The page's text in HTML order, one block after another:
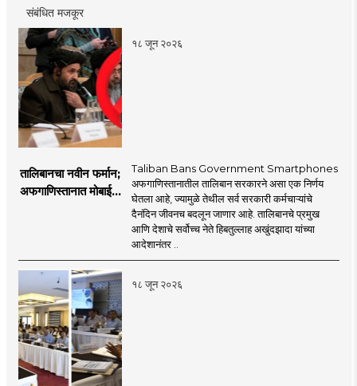
संबंधित मजकूर
१८ जून २०२६
तालिबानचा नवीन फर्मान;
अफगाणिस्तानात मोबाईल
Taliban Bans Government Smartphones
अफगाणिस्तानातील तालिबान सरकारने असा एक निर्णय
घेतला आहे, ज्यामुळे तेथील सर्व सरकारी कर्मचाऱ्यांचे
दैनंदिन जीवनच बदलून जाणार आहे. तालिबानचे प्रमुख
आणि देशाचे सर्वोच्च नेते हिबतुल्लाह अखुंदझादा यांच्या
आदेशानंतर ..
१८ जून २०२६